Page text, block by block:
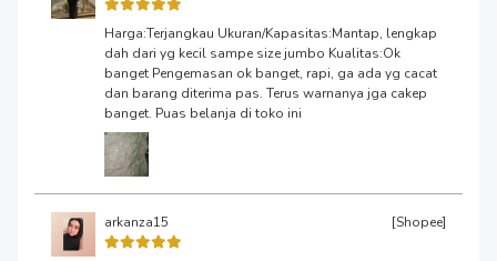
Harga:Terjangkau Ukuran/Kapasitas:Mantap, lengkap
dah dari yg kecil sampe size jumbo Kualitas:Ok
banget Pengemasan ok banget, rapi, ga ada yg cacat
dan barang diterima pas. Terus warnanya jga cakep
banget. Puas belanja di toko ini
arkanza15 [Shopee]